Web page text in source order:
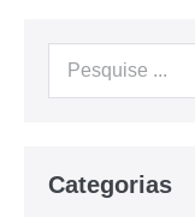
Categorias